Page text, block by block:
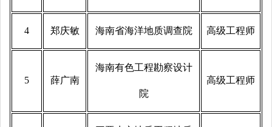
4 郑庆敏 海南省海洋地质调查院 高级工程师
5 薛广南
海南有色工程勘察设计
院
高级工程师